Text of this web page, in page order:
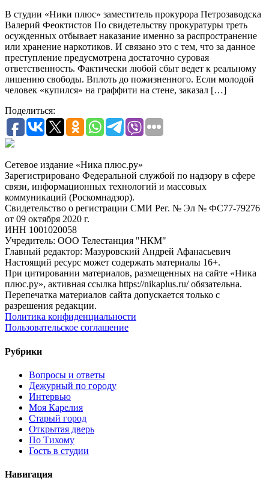
В студии «Ники плюс» заместитель прокурора Петрозаводска
Валерий Феоктистов По свидетельству прокуратуры треть
осужденных отбывает наказание именно за распространение
или хранение наркотиков. И связано это с тем, что за данное
преступление предусмотрена достаточно суровая
ответственность. Фактически любой сбыт ведет к реальному
лишению свободы. Вплоть до пожизненного. Если молодой
человек «купился» на граффити на стене, заказал […]
Поделиться:
Сетевое издание «Ника плюс.ру»
Зарегистрировано Федеральной службой по надзору в сфере
связи, информационных технологий и массовых
коммуникаций (Роскомнадзор).
Свидетельство о регистрации СМИ Рег. № Эл № ФС77-79276
от 09 октября 2020 г.
ИНН 1001020058
Учредитель: ООО Телестанция "НКМ"
Главный редактор: Мазуровский Андрей Афанасьевич
Настоящий ресурс может содержать материалы 16+.
При цитировании материалов, размещенных на сайте «Ника
плюс.ру», активная ссылка https://nikaplus.ru/ обязательна.
Перепечатка материалов сайта допускается только с
разрешения редакции.
Политика конфиденциальности
Пользовательское соглашение
Рубрики
Вопросы и ответы
Дежурный по городу
Интервью
Моя Карелия
Старый город
Открытая дверь
По Тихому
Гость в студии
Навигация